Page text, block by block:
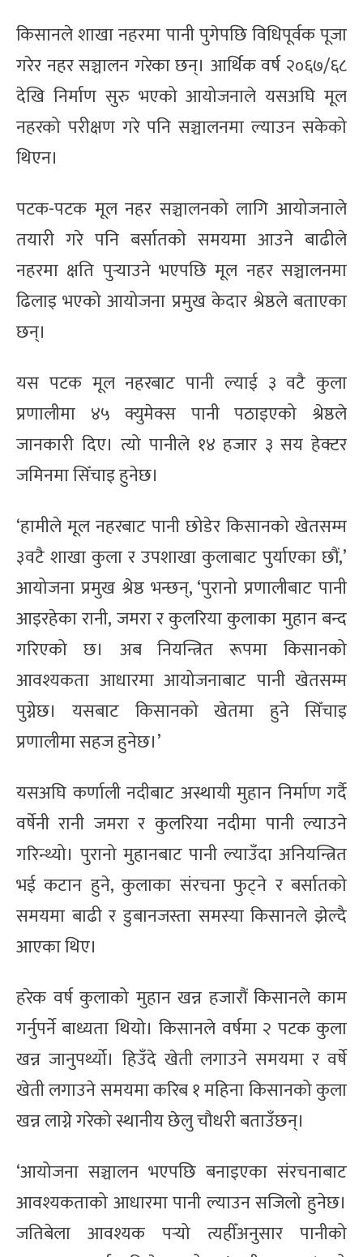
किसानले शाखा नहरमा पानी पुगेपछि विधिपूर्वक पूजा
गरेर नहर सञ्चालन गरेका छन्। आर्थिक वर्ष २०६७/६८
देखि निर्माण सुरु भएको आयोजनाले यसअघि मूल
नहरको परीक्षण गरे पनि सञ्चालनमा ल्याउन सकेको
थिएन।
पटक-पटक मूल नहर सञ्चालनको लागि आयोजनाले
तयारी गरे पनि बर्सातको समयमा आउने बाढीले
नहरमा क्षति पुर्‍याउने भएपछि मूल नहर सञ्चालनमा
ढिलाइ भएको आयोजना प्रमुख केदार श्रेष्ठले बताएका
छन्।
यस पटक मूल नहरबाट पानी ल्याई ३ वटै कुला
प्रणालीमा ४५ क्युमेक्स पानी पठाइएको श्रेष्ठले
जानकारी दिए। त्यो पानीले १४ हजार ३ सय हेक्टर
जमिनमा सिँचाइ हुनेछ।
‘हामीले मूल नहरबाट पानी छोडेर किसानको खेतसम्म
३वटै शाखा कुला र उपशाखा कुलाबाट पुर्याएका छौं,’
आयोजना प्रमुख श्रेष्ठ भन्छन्, ‘पुरानो प्रणालीबाट पानी
आइरहेका रानी, जमरा र कुलरिया कुलाका मुहान बन्द
गरिएको छ। अब नियन्त्रित रूपमा किसानको
आवश्यकता आधारमा आयोजनाबाट पानी खेतसम्म
पुग्नेछ। यसबाट किसानको खेतमा हुने सिँचाइ
प्रणालीमा सहज हुनेछ।’
यसअघि कर्णाली नदीबाट अस्थायी मुहान निर्माण गर्दै
वर्षेनी रानी जमरा र कुलरिया नदीमा पानी ल्याउने
गरिन्थ्यो। पुरानो मुहानबाट पानी ल्याउँदा अनियन्त्रित
भई कटान हुने, कुलाका संरचना फुट्ने र बर्सातको
समयमा बाढी र डुबानजस्ता समस्या किसानले झेल्दै
आएका थिए।
हरेक वर्ष कुलाको मुहान खन्न हजारौं किसानले काम
गर्नुपर्ने बाध्यता थियो। किसानले वर्षमा २ पटक कुला
खन्न जानुपर्थ्यो। हिउँदे खेती लगाउने समयमा र वर्षे
खेती लगाउने समयमा करिब १ महिना किसानको कुला
खन्न लाग्ने गरेको स्थानीय छेलु चौधरी बताउँछन्।
‘आयोजना सञ्चालन भएपछि बनाइएका संरचनाबाट
आवश्यकताको आधारमा पानी ल्याउन सजिलो हुनेछ।
जतिबेला आवश्यक पर्‍यो त्यहीँअनुसार पानीको